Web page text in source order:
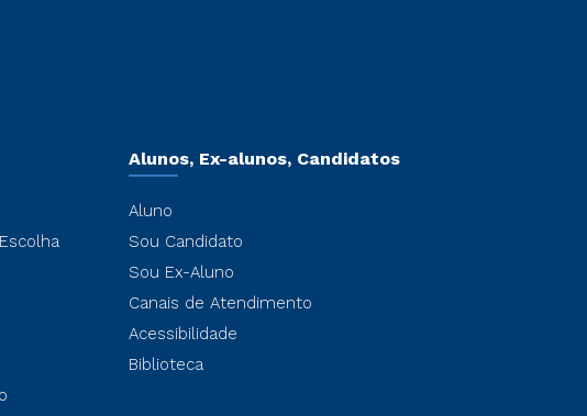
Alunos, Ex-alunos, Candidatos
Aluno
Sou Candidato
Sou Ex-Aluno
Canais de Atendimento
Acessibilidade
Biblioteca